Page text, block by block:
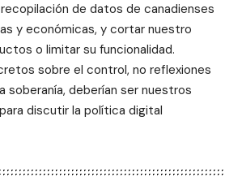
de datos de canadienses
y económicas, y cortar nuestro
o limitar su funcionalidad.
sobre el control, no reflexiones
soberanía, deberían ser nuestros
discutir la política digital